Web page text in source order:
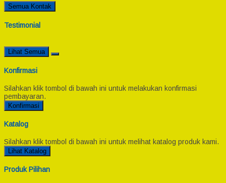
Semua Kontak
Testimonial
Lihat Semua
Konfirmasi
Silahkan klik tombol di bawah ini untuk melakukan konfirmasi
pembayaran.
Konfirmasi
Katalog
Silahkan klik tombol di bawah ini untuk melihat katalog produk kami.
Lihat Katalog
Produk Pilihan